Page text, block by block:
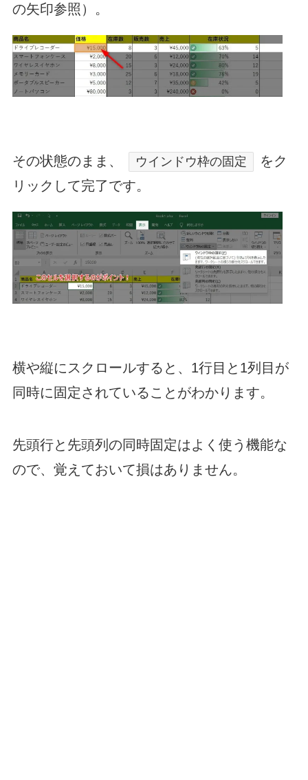
の矢印参照）。
その状態のまま、 ウインドウ枠の固定
をク
リックして完了です。
横や縦にスクロールすると、1行目と1列目が
同時に固定されていることがわかります。
先頭行と先頭列の同時固定はよく使う機能な
ので、覚えておいて損はありません。